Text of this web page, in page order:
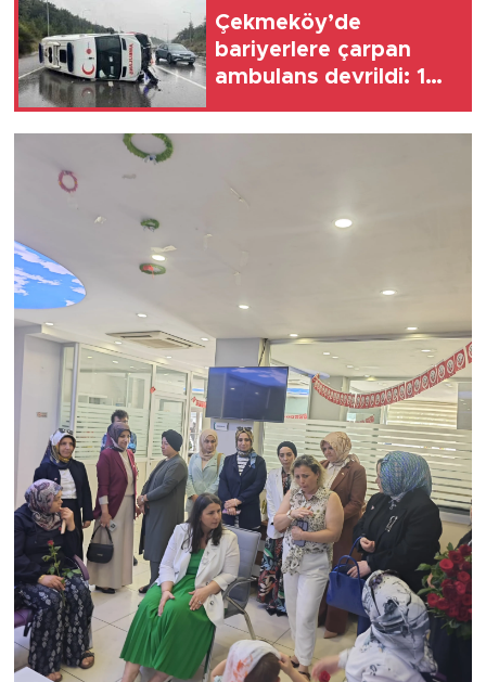
Çekmeköy’de
bariyerlere çarpan
ambulans devrildi: 1